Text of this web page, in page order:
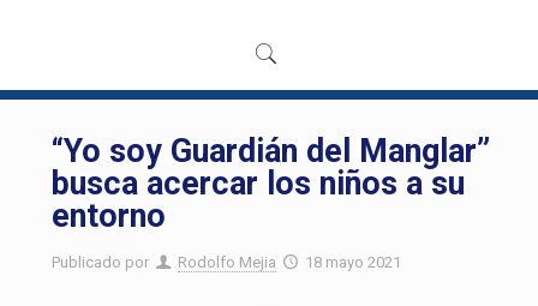
“Yo soy Guardián del Manglar”
busca acercar los niños a su
entorno
Publicado por Rodolfo Mejia 18 mayo 2021